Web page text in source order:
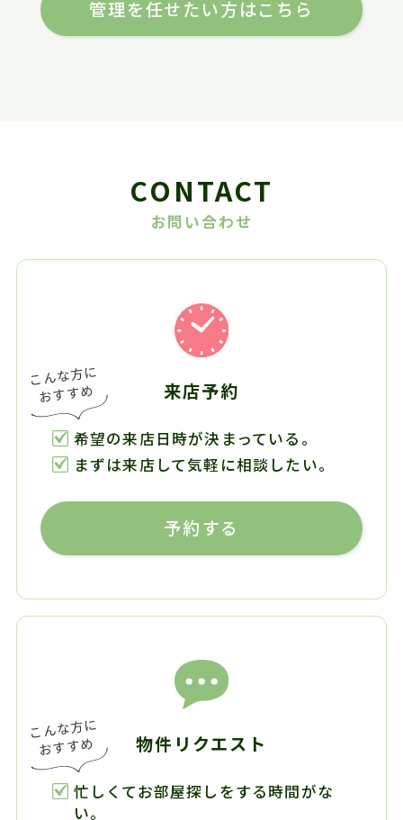
管理を任せたい方はこちら
CONTACT
お問い合わせ
来店予約
希望の来店日時が決まっている。
まずは来店して気軽に相談したい。
予約する
物件リクエスト
忙しくてお部屋探しをする時間がな
い。